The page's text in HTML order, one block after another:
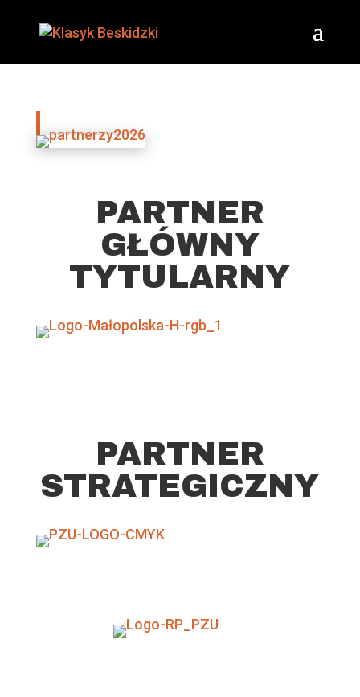
PARTNER
GŁÓWNY
TYTULARNY
PARTNER
STRATEGICZNY